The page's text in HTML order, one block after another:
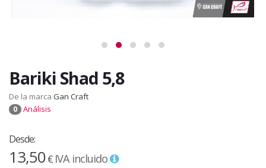
Bariki Shad 5,8
De la marca Gan Craft
0 Análisis
Desde:
13,50€ IVA incluido